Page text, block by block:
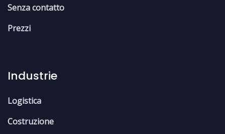
Senza contatto
Prezzi
Industrie
Logistica
Costruzione